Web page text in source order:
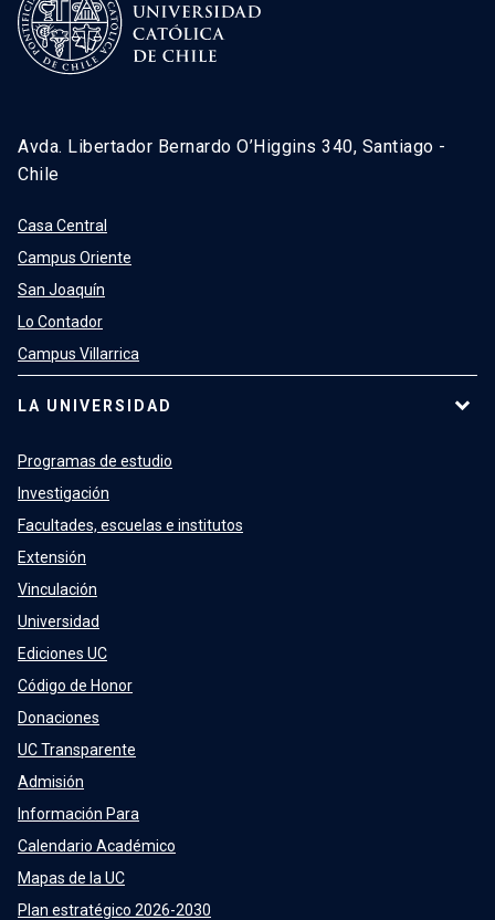
Avda. Libertador Bernardo O’Higgins 340, Santiago -
Chile
Casa Central
Campus Oriente
San Joaquín
Lo Contador
Campus Villarrica
LA UNIVERSIDAD
Programas de estudio
Investigación
Facultades, escuelas e institutos
Extensión
Vinculación
Universidad
Ediciones UC
Código de Honor
Donaciones
UC Transparente
Admisión
Información Para
Calendario Académico
Mapas de la UC
Plan estratégico 2026-2030